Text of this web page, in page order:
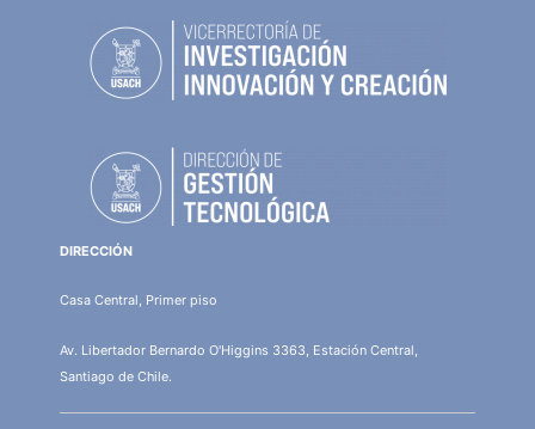
DIRECCIÓN
Casa Central, Primer piso
Av. Libertador Bernardo O'Higgins 3363, Estación Central,
Santiago de Chile.